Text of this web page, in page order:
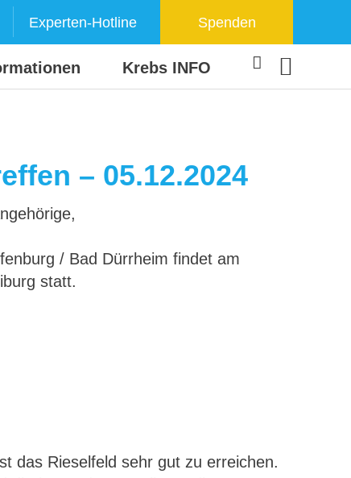
Experten-Hotline Spenden
Krebs INFO
– 05.12.2024
/ Bad Dürrheim findet am
statt.
das Rieselfeld sehr gut zu erreichen.